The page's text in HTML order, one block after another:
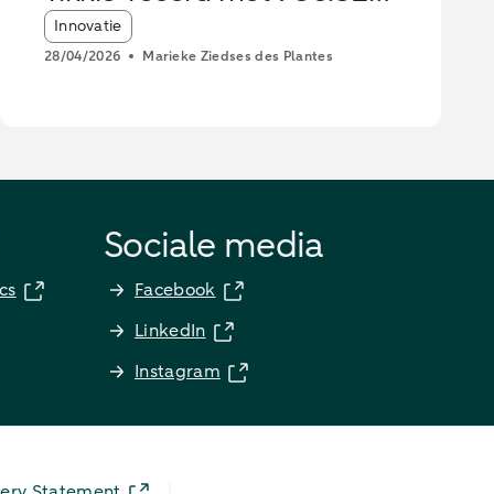
betalingen
Article tags:
Innovatie
28/04/2026 Marieke Ziedses des Plantes
Sociale media
Facebook
LinkedIn
Instagram